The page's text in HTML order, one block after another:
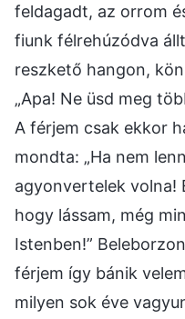
feldagadt, az orrom
fiunk félrehúzódva
reszkető hangon,
„Apa! Ne üsd meg
A férjem csak ekkor
mondta: „Ha nem
agyonvertelek volna!
hogy lássam, még
Istenben!”
férjem így bánik
milyen sok éve